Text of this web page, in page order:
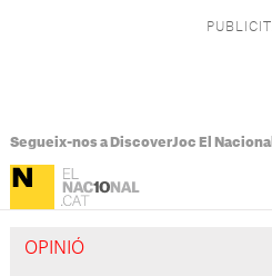
Segueix-nos a DiscoverJoc El Nacional
OPINIÓ